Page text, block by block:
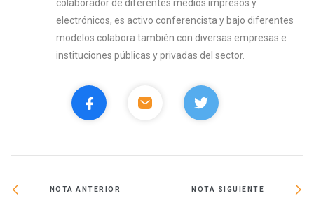
colaborador de diferentes medios impresos y
electrónicos, es activo conferencista y bajo diferentes
modelos colabora también con diversas empresas e
instituciones públicas y privadas del sector.
NOTA ANTERIOR NOTA SIGUIENTE